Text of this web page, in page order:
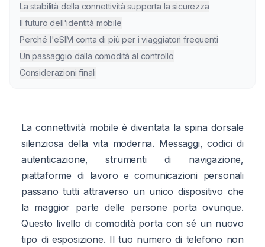
La stabilità della connettività supporta la sicurezza
Il futuro dell'identità mobile
Perché l'eSIM conta di più per i viaggiatori frequenti
Un passaggio dalla comodità al controllo
Considerazioni finali
La connettività mobile è diventata la spina dorsale
silenziosa della vita moderna. Messaggi, codici di
autenticazione, strumenti di navigazione,
piattaforme di lavoro e comunicazioni personali
passano tutti attraverso un unico dispositivo che
la maggior parte delle persone porta ovunque.
Questo livello di comodità porta con sé un nuovo
tipo di esposizione. Il tuo numero di telefono non